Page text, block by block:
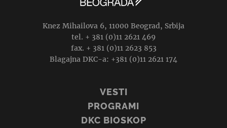
Knez Mihailova 6, 11000 Beograd, Srbija
tel. + 381 (0)11 2621 469
fax. + 381 (0)11 2623 853
Blagajna DKC-a: +381 (0)11 2621 174
VESTI
PROGRAMI
DKC BIOSKOP